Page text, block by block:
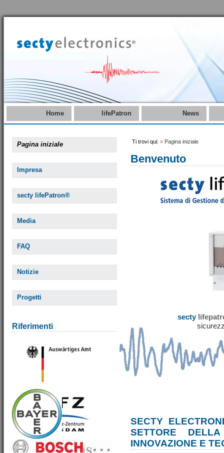
Home lifePatron News
Pagina iniziale
Impresa
secty lifePatron®
Media
FAQ
Notizie
Progetti
Riferimenti
Ti trovi qui: » Pagina iniziale
Benvenuto
secty
SECTY
SETTORE
INNOVAZIONE E